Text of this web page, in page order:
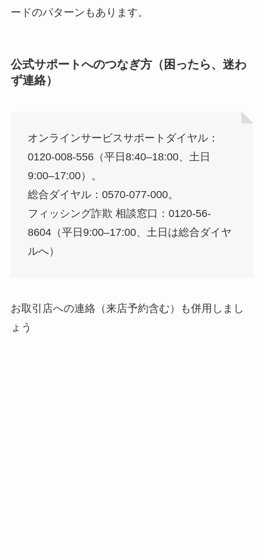
ードのパターンもあります。
公式サポートへのつなぎ方（困ったら、迷わ
ず連絡）
オンラインサービスサポートダイヤル：
0120-008-556（平日8:40–18:00、土日
9:00–17:00）。
総合ダイヤル：0570-077-000。
フィッシング詐欺 相談窓口：0120-56-
8604（平日9:00–17:00、土日は総合ダイヤ
ルへ）
お取引店への連絡（来店予約含む）も併用しまし
ょう